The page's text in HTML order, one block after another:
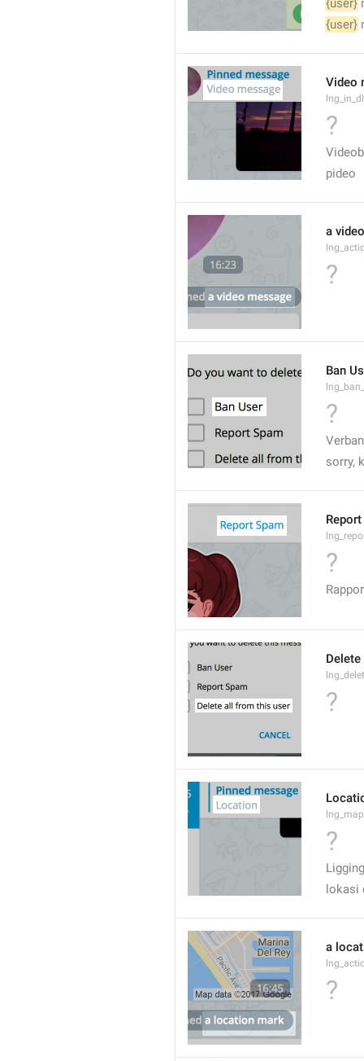
{user}
{user}
Video
?
pideo
a
?
Ban
?
sorry,
?
?
?
Ligging
lokasi
a
?